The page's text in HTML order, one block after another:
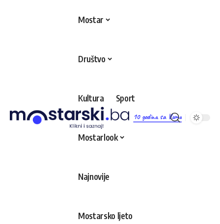
10 godina sa Vama
Mostar
Društvo
Kultura Sport
Mostarlook
Najnovije
Mostarsko ljeto